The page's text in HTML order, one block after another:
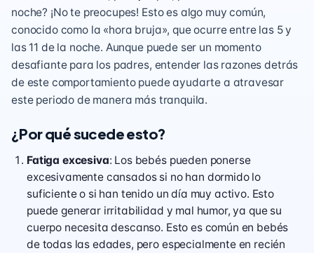
noche? ¡No te preocupes! Esto es algo muy común,
conocido como la «hora bruja», que ocurre entre las 5 y
las 11 de la noche. Aunque puede ser un momento
desafiante para los padres, entender las razones detrás
de este comportamiento puede ayudarte a atravesar
este periodo de manera más tranquila.
¿Por qué sucede esto?
Fatiga excesiva: Los bebés pueden ponerse
excesivamente cansados si no han dormido lo
suficiente o si han tenido un día muy activo. Esto
puede generar irritabilidad y mal humor, ya que su
cuerpo necesita descanso. Esto es común en bebés
de todas las edades, pero especialmente en recién